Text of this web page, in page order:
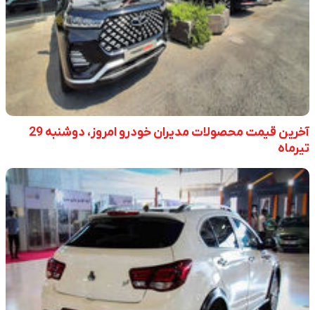
آخرین قیمت محصولات مدیران خودرو امروز، دوشنبه 29
تیرماه